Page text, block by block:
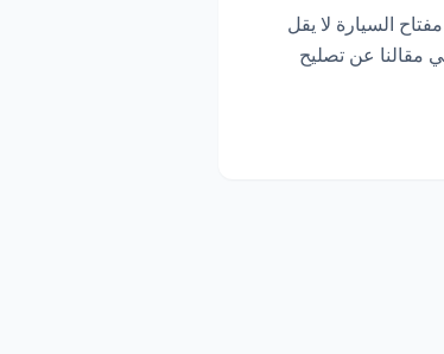
السيارة لا يقل
مقالنا عن تصليح